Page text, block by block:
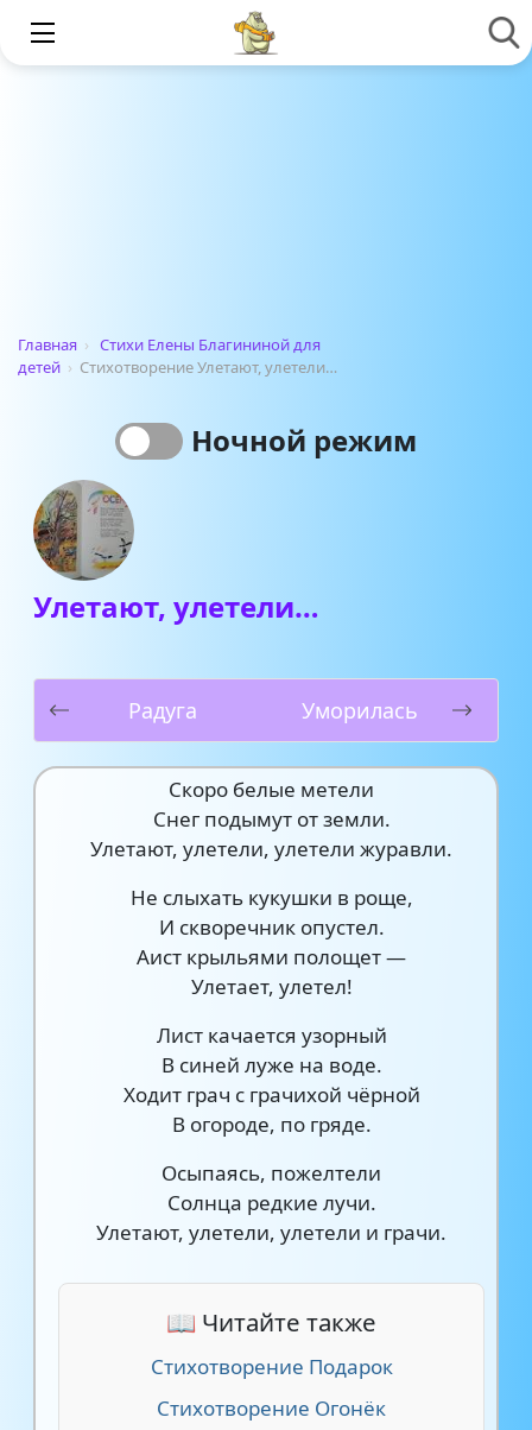
Главная › Стихи Елены Благининой для
детей › Стихотворение Улетают, улетели…
Ночной режим
Улетают, улетели…
Радуга Уморилась
Скоро белые метели
Снег подымут от земли.
Улетают, улетели, улетели журавли.
Не слыхать кукушки в роще,
И скворечник опустел.
Аист крыльями полощет —
Улетает, улетел!
Лист качается узорный
В синей луже на воде.
Ходит грач с грачихой чёрной
В огороде, по гряде.
Осыпаясь, пожелтели
Солнца редкие лучи.
Улетают, улетели, улетели и грачи.
📖 Читайте также
Стихотворение Подарок
Стихотворение Огонёк